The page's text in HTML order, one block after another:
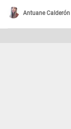
Antuane Calderón